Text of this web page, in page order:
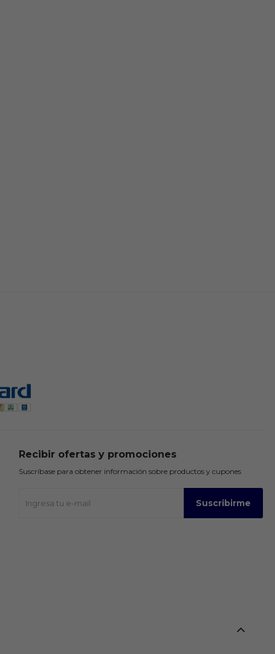
Recibir ofertas y promociones
Suscríbase para obtener información sobre productos y cupones
Suscribirme